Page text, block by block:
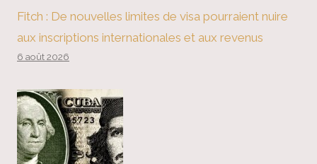
Fitch : De nouvelles limites de visa pourraient nuire
aux inscriptions internationales et aux revenus
6 août 2026